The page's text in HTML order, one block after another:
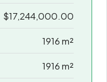
$17,244,000.00
1916 m²
1916 m²